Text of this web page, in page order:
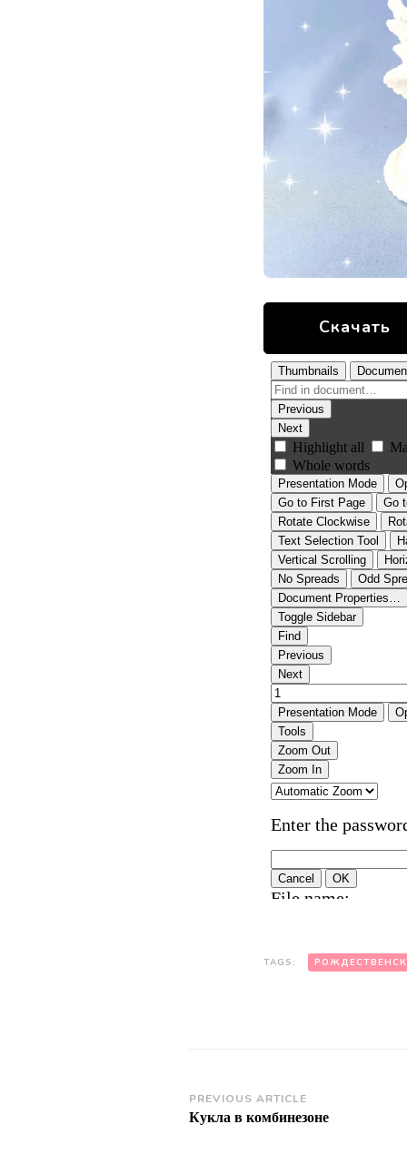
Скачать
TAGS:
Post
Navigation
PREVIOUS ARTICLE
Кукла в комбинезоне